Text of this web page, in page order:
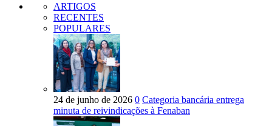
ARTIGOS
RECENTES
POPULARES
24 de junho de 2026 0 Categoria bancária entrega
minuta de reivindicações à Fenaban